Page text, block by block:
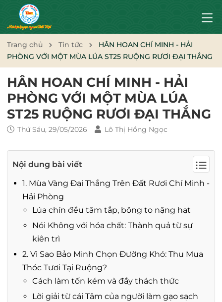
Trang chủ Tin tức
HÂN HOAN CHÍ MINH - HẢI
PHÒNG VỚI MỘT MÙA LÚA ST25 RUỘNG RƯƠI ĐẠI THẮNG
HÂN HOAN CHÍ MINH - HẢI
PHÒNG VỚI MỘT MÙA LÚA
ST25 RUỘNG RƯƠI ĐẠI THẮNG
Thứ Sáu, 29/05/2026 Lô Thị Hồng Ngọc
Nội dung bài viết
1. Mùa Vàng Đại Thắng Trên Đất Rươi Chí Minh -
Hải Phòng
Lúa chín đều tăm tắp, bông to nặng hạt
Nói Không với hóa chất: Thành quả từ sự
kiên trì
2. Vì Sao Bảo Minh Chọn Đường Khó: Thu Mua
Thóc Tươi Tại Ruộng?
Cách làm tốn kém và đầy thách thức
Lời giải từ cái Tâm của người làm gạo sạch